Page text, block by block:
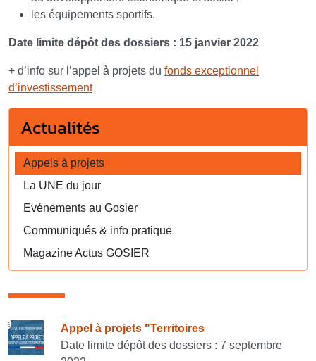
les équipements sportifs.
Date limite dépôt des dossiers : 15 janvier 2022
+ d’info sur l’appel à projets du fonds exceptionnel
d’investissement
Actualités
Appels à projets
La UNE du jour
Evénements au Gosier
Communiqués & info pratique
Magazine Actus GOSIER
Consulter également
Appel à projets "Territoires
Date limite dépôt des dossiers : 7 septembre